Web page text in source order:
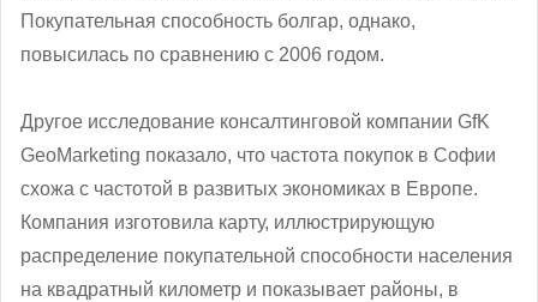
Покупательная способность болгар, однако,
повысилась по сравнению с 2006 годом.
Другое исследование консалтинговой компании GfK
GeoMarketing показало, что частота покупок в Софии
схожа с частотой в развитых экономиках в Европе.
Компания изготовила карту, иллюстрирующую
распределение покупательной способности населения
на квадратный километр и показывает районы, в